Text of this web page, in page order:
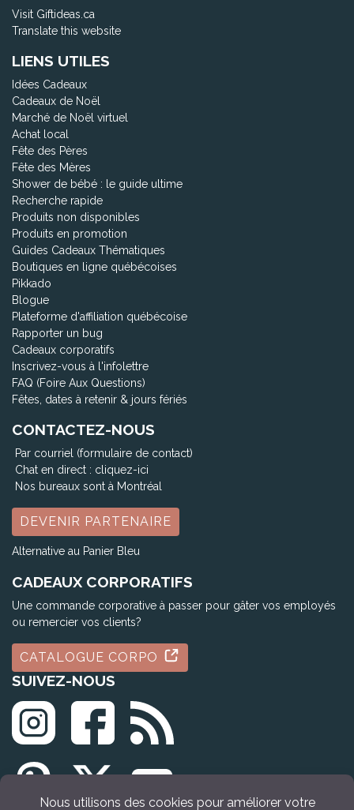
Visit Giftideas.ca
Translate this website
LIENS UTILES
Idées Cadeaux
Cadeaux de Noël
Marché de Noël virtuel
Achat local
Fête des Pères
Fête des Mères
Shower de bébé : le guide ultime
Recherche rapide
Produits non disponibles
Produits en promotion
Guides Cadeaux Thématiques
Boutiques en ligne québécoises
Pikkado
Blogue
Plateforme d'affiliation québécoise
Rapporter un bug
Cadeaux corporatifs
Inscrivez-vous à l'infolettre
FAQ (Foire Aux Questions)
Fêtes, dates à retenir & jours fériés
CONTACTEZ-NOUS
Par courriel (formulaire de contact)
Chat en direct : cliquez-ici
Nos bureaux sont à Montréal
DEVENIR PARTENAIRE
Alternative au Panier Bleu
CADEAUX CORPORATIFS
Une commande corporative à passer pour gâter vos employés
ou remercier vos clients?
CATALOGUE CORPO
SUIVEZ-NOUS